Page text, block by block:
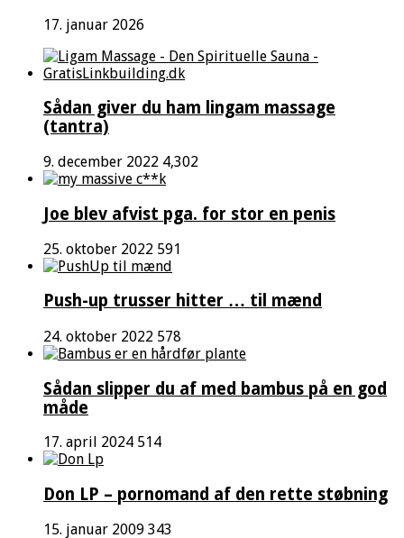
17. januar 2026
Sådan giver du ham lingam massage
(tantra)
9. december 2022 4,302
Joe blev afvist pga. for stor en penis
25. oktober 2022 591
Push-up trusser hitter … til mænd
24. oktober 2022 578
Sådan slipper du af med bambus på en god
måde
17. april 2024 514
Don LP – pornomand af den rette støbning
15. januar 2009 343